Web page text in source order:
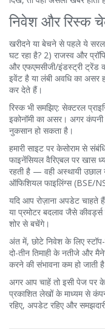
निवेश और रिस्क
खरीदने या बेचने से पहले ये सरल
घट रहा है? 2) राजस्व और
और एफएमसीजी/इंडस्ट्री ट्रेंड
इवेंट है या लंबी अवधि का असर
कर देते हैं।
रिस्क भी समझिए: सेक्टरल
इकोनॉमी का असर। अगर कंपनी
नुकसान हो सकता है।
हमारी साइट पर केसोराम से
फाइनेंसियल वैरिएबल पर खास
रहती है — वही अस्थायी उछाल
ऑफिशियल फाइलिंग्स (BSE/
यदि आप रोज़ाना अपडेट चाहते
या प्रमोटर बदलाव जैसे
शोर से बचेंगे।
अंत में, छोटे निवेश के लिए
दो-तीन तिमाही के नतीजे
करने की संभावना कम हो जाती
अगर आप चाहें तो इसी पेज पर
प्रकाशित लेखों के माध्यम से
रहिए, अपडेट रहिए और